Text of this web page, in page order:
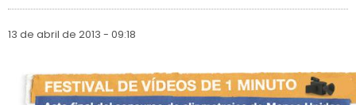
13 de abril de 2013 - 09:18